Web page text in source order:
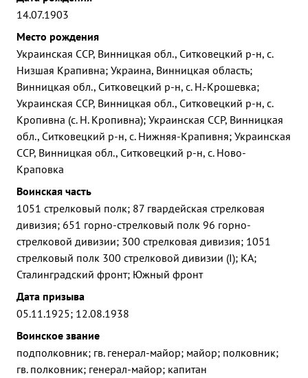
14.07.1903
Место рождения
Украинская ССР, Винницкая обл., Ситковецкий р-н, с.
Низшая Крапивна; Украина, Винницкая область;
Винницкая обл., Ситковецкий р-н, с. Н.-Крошевка;
Украинская ССР, Винницкая обл., Ситковецкий р-н, с.
Кропивна (с. Н. Кропивна); Украинская ССР, Винницкая
обл., Ситковецкий р-н, с. Нижняя-Крапивня; Украинская
ССР, Винницкая обл., Ситковецкий р-н, с. Ново-
Краповка
Воинская часть
1051 стрелковый полк; 87 гвардейская стрелковая
дивизия; 651 горно-стрелковый полк 96 горно-
стрелковой дивизии; 300 стрелковая дивизия; 1051
стрелковый полк 300 стрелковой дивизии (I); КА;
Сталинградский фронт; Южный фронт
Дата призыва
05.11.1925; 12.08.1938
Воинское звание
подполковник; гв. генерал-майор; майор; полковник;
гв. полковник; генерал-майор; капитан